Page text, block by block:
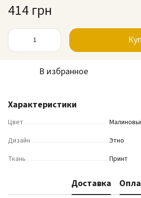
414 грн
В избранное
Характеристики
Цвет
Дизайн
Этно
Ткань
Принт
Доставка